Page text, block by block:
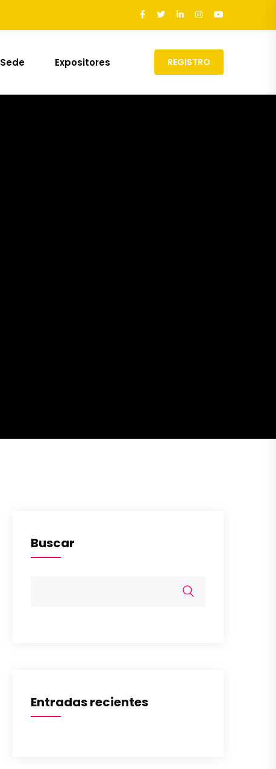
Sede Expositores REGISTRO
Buscar
Entradas recientes